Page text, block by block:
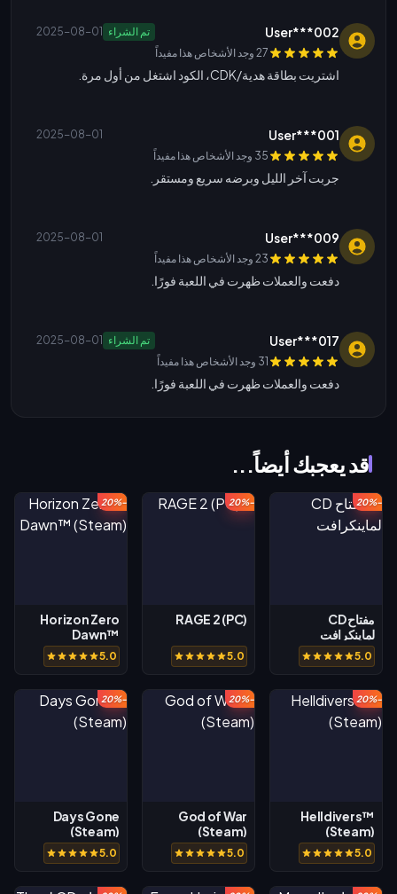
User***002 تم الشراء 2025-08-01
27 وجد الأشخاص هذا مفيداً
اشتريت بطاقة هدية/CDK، الكود اشتغل من أول مرة.
User***001
2025-08-01
35 وجد الأشخاص هذا مفيداً
جربت آخر الليل وبرضه سريع ومستقر.
User***009
2025-08-01
23 وجد الأشخاص هذا مفيداً
دفعت والعملات ظهرت في اللعبة فورًا.
User***017 تم الشراء 2025-08-01
31 وجد الأشخاص هذا مفيداً
دفعت والعملات ظهرت في اللعبة فورًا.
قد يعجبك أيضاً...
-20%
مفتاح CD
لماينكرافت
5.0
-20%
RAGE 2 (PC)
5.0
-20%
Horizon Zero
Dawn™
(Steam)
5.0
-20%
Helldivers™
(Steam)
5.0
-20%
God of War
(Steam)
5.0
-20%
Days Gone
(Steam)
5.0